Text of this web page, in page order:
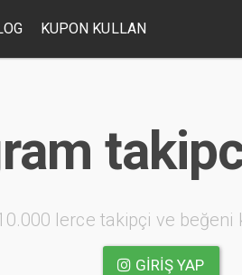
KUPON KULLAN
lerce takipçi ve beğeni
GIRIŞ YAP